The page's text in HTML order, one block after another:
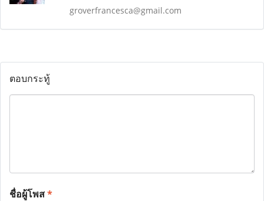
groverfrancesca@gmail.com
ตอบกระทู้
ชื่อผู้โพส*